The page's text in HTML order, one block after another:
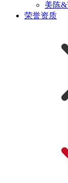
美陈
荣誉资质